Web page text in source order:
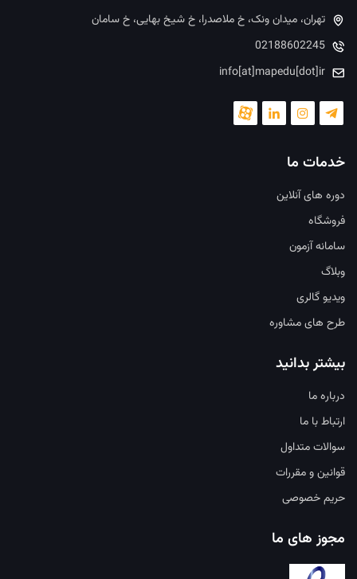
تهران، میدان ونک، خ ملاصدرا، خ شیخ بهایی، خ سامان
02188602245
info[at]mapedu[dot]ir
خدمات ما
دوره های آنلاین
فروشگاه
سامانه آزمون
وبلاگ
ویدیو گالری
طرح های مشاوره
بیشتر بدانید
درباره ما
ارتباط با ما
سوالات متداول
قوانین و مقررات
حریم خصوصی
مجوز های ما